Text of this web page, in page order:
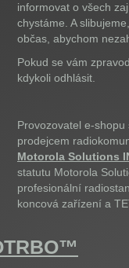
informovat o všech
chystáme. A
občas, abychom
Pokud se vám
kdykoli odhlásit.
Provozovatel e-shopu
prodejcem
Motorola Solutions
statutu Motorola
profesionální
koncová zařízení a